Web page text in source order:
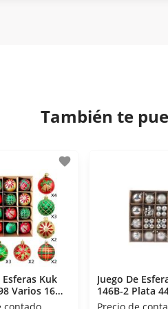
También te
favorite
Esferas Kuk
Varios 16
Juego De
146B-2 Plata